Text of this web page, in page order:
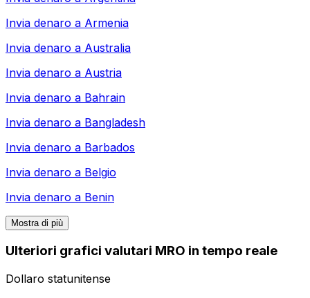
Invia denaro a Armenia
Invia denaro a Australia
Invia denaro a Austria
Invia denaro a Bahrain
Invia denaro a Bangladesh
Invia denaro a Barbados
Invia denaro a Belgio
Invia denaro a Benin
Mostra di più
Ulteriori grafici valutari MRO in tempo reale
Dollaro statunitense